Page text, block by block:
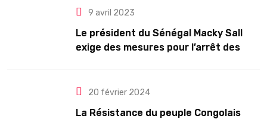
9 avril 2023
Le président du Sénégal Macky Sall
exige des mesures pour l’arrêt des
20 février 2024
La Résistance du peuple Congolais